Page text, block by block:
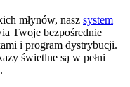
młynów, nasz system
Twoje bezpośrednie
i program dystrybucji.
świetlne są w pełni